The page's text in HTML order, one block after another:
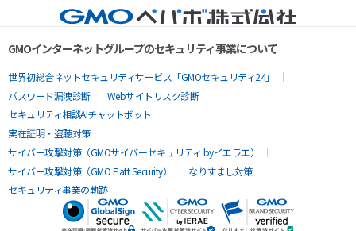
GMOインターネットグループのセキュリティ事業について
世界初総合ネットセキュリティサービス「GMOセキュリティ24」
パスワード漏洩診断
Webサイトリスク診断
セキュリティ相談AIチャットボット
実在証明・盗聴対策
サイバー攻撃対策（GMOサイバーセキュリティ byイエラエ）
サイバー攻撃対策（GMO Flatt Security）
なりすまし対策
セキュリティ事業の軌跡